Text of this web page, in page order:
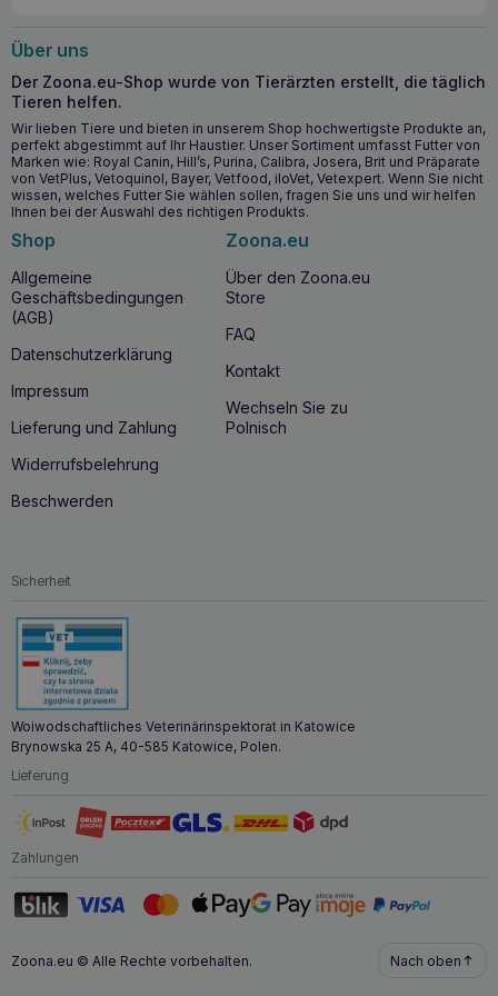
Über uns
Der Zoona.eu-Shop wurde von Tierärzten erstellt, die täglich
Tieren helfen.
Wir lieben Tiere und bieten in unserem Shop hochwertigste Produkte an,
perfekt abgestimmt auf Ihr Haustier. Unser Sortiment umfasst Futter von
Marken wie: Royal Canin, Hill’s, Purina, Calibra, Josera, Brit und Präparate
von VetPlus, Vetoquinol, Bayer, Vetfood, iloVet, Vetexpert. Wenn Sie nicht
wissen, welches Futter Sie wählen sollen, fragen Sie uns und wir helfen
Ihnen bei der Auswahl des richtigen Produkts.
Shop
Allgemeine
Geschäftsbedingungen
(AGB)
Datenschutzerklärung
Impressum
Lieferung und Zahlung
Widerrufsbelehrung
Beschwerden
Zoona.eu
Über den Zoona.eu
Store
FAQ
Kontakt
Wechseln Sie zu
Polnisch
Sicherheit
Woiwodschaftliches Veterinärinspektorat in Katowice
Brynowska 25 A, 40-585 Katowice, Polen.
Lieferung
Zahlungen
Zoona.eu © Alle Rechte vorbehalten. Nach oben